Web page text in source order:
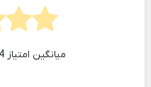
میانگین امتیاز 4